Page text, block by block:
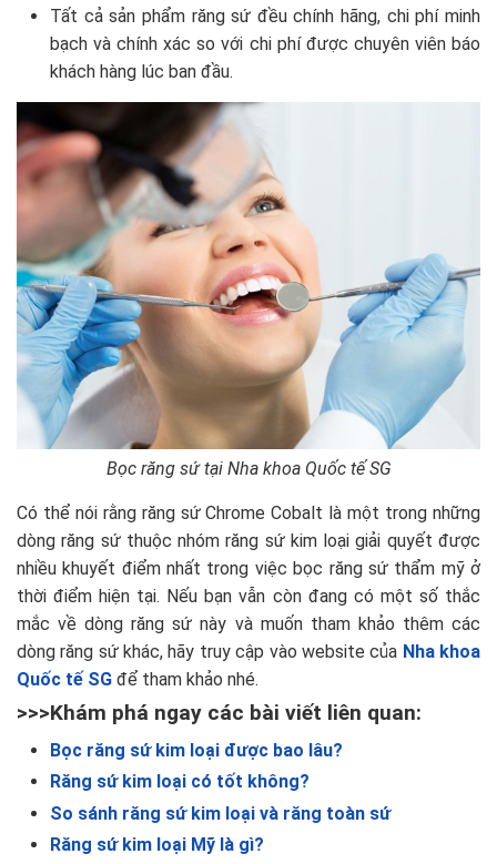
Tất cả sản phẩm răng sứ đều chính hãng, chi phí minh
bạch và chính xác so với chi phí được chuyên viên báo
khách hàng lúc ban đầu.
Bọc răng sứ tại Nha khoa Quốc tế SG
Có thể nói rằng răng sứ Chrome Cobalt là một trong những
dòng răng sứ thuộc nhóm răng sứ kim loại giải quyết được
nhiều khuyết điểm nhất trong việc bọc răng sứ thẩm mỹ ở
thời điểm hiện tại. Nếu bạn vẫn còn đang có một số thắc
mắc về dòng răng sứ này và muốn tham khảo thêm các
dòng răng sứ khác, hãy truy cập vào website của Nha khoa
Quốc tế SG để tham khảo nhé.
>>>Khám phá ngay các bài viết liên quan:
Bọc răng sứ kim loại được bao lâu?
Răng sứ kim loại có tốt không?
So sánh răng sứ kim loại và răng toàn sứ
Răng sứ kim loại Mỹ là gì?